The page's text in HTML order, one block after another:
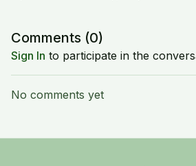
Comments (0)
Sign In to participate in the
No comments yet